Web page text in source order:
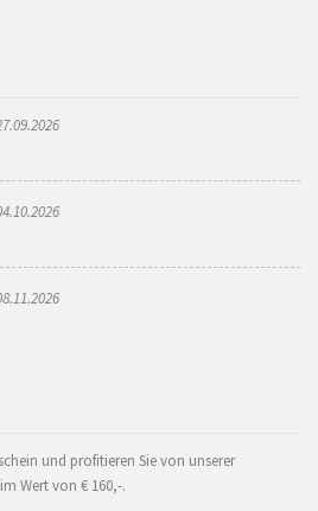
und profitieren Sie von unserer
Wert von € 160,-.